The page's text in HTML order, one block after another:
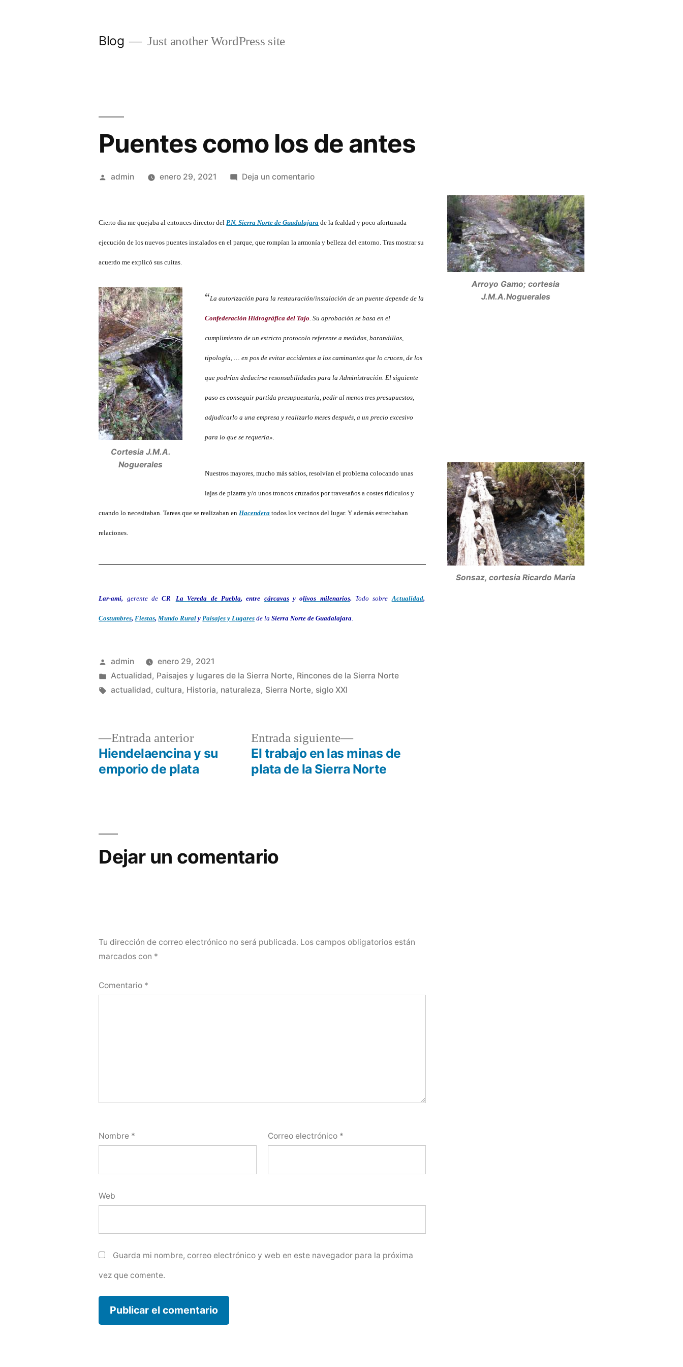
Blog Just another WordPress site
Puentes como los de antes
Publicado
admin enero 29, 2021 Deja un comentarioen
los
antes
Arroyo Gamo; cortesia
J.M.A.Noguerales
Cierto dia me quejaba al entonces director delP.N. Sierra Norte de Guadalajarade la fealdad y poco afortunada
ejecución de los nuevos puentes instalados en el parque, que rompían la armonía y belleza del entorno. Tras mostrar su
acuerdo me explicó sus cuitas.
Cortesia J.M.A.
Noguerales
“La autorización para la restauración/instalación de un puente depende de la
Confederación Hidrográfica del Tajo. Su aprobación se basa en el
cumplimiento de un estricto protocolo referente a medidas, barandillas,
tipología, … en pos de evitar accidentes a los caminantes que lo crucen, de los
que podrían deducirse resonsabilidades para la Administración.El siguiente
paso es conseguir partida presupuestaria, pedir al menos tres presupuestos,
adjudicarlo a una empresa y realizarlo meses después, a un precio excesivo
para lo que se requería».
Sonsaz, cortesia Ricardo María
Nuestros mayores, mucho más sabios, resolvían el problema colocando unas
lajas de pizarra y/o unos troncos cruzados por travesaños a costes ridículos y
cuando lo necesitaban. Tareas que se realizaban enHacenderatodos los vecinos del lugar. Y además estrechaban
relaciones.
Lar-ami, gerente deCR La Vereda de Puebla, entre cárcavasy olivos milenarios. Todo sobreActualidad,
Costumbres,Fiestas,Mundo RuralyPaisajes y Lugares de laSierra Norte de Guadalajara.
Publicado
por
admin
enero 29, 2021
Publicado
en
Actualidad, Paisajes y lugares de la Sierra Norte, Rincones de la Sierra Norte
Etiquetas:
actualidad,cultura, Historia, naturaleza, Sierra Norte, siglo XXI
Navegación
entradas
Entrada anteriorEntrada
anterior:
Hiendelaencina y su
emporio de plata
Entrada siguiente
Entrada
siguiente:
El trabajo en las minas de
plata de la Sierra Norte
Dejar un comentario
Tu dirección de correo electrónico no será publicada. Los campos obligatorios están
marcados con *
Comentario *
Nombre * Correo electrónico *
Web
Guarda mi nombre, correo electrónico y web en este navegador para la próxima
vez que comente.